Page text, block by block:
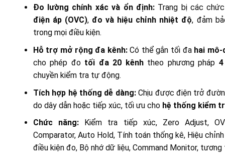
Đo lường chính xác và ổn định:Trang bị các
điện áp (OVC), đo và hiệu chỉnh nhiệt độ, đảm
trong mọi điều kiện.
Hỗ trợ mở rộng đa kênh:Có thể gắn tối đa hai mô-
cho phép đo tối đa 20 kênhtheo phương pháp
chuyền kiểm tra tự động.
Tích hợp hệ thống dễ dàng:Chịu được điện trở
do dây dẫn hoặc tiếp xúc, tối ưu cho hệ thống kiểm
Chức năng: Kiểm tra tiếp xúc, Zero Adjust,
Comparator, Auto Hold, Tính toán thống kê, Hiệu
điều kiện đo, Bộ nhớ dữ liệu, Command Monitor,